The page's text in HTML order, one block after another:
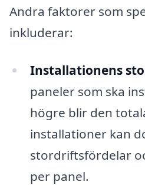
Andra faktorer som
inkluderar:
Installationens
paneler som ska
högre blir den
installationer kan
stordriftsfördelar
per panel.